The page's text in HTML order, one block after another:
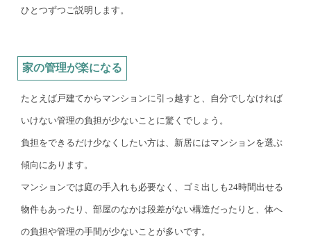
ひとつずつご説明します。
家の管理が楽になる
たとえば戸建てからマンションに引っ越すと、自分でしなければ
いけない管理の負担が少ないことに驚くでしょう。
負担をできるだけ少なくしたい方は、新居にはマンションを選ぶ
傾向にあります。
マンションでは庭の手入れも必要なく、ゴミ出しも24時間出せる
物件もあったり、部屋のなかは段差がない構造だったりと、体へ
の負担や管理の手間が少ないことが多いです。